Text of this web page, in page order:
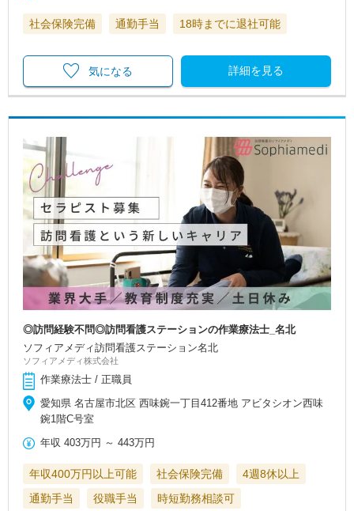
社会保険完備 通勤手当 18時までに退社可能
詳細を見る
気になる
◎訪問経験不問◎訪問看護ステーションの作業療法士_名北
ソフィアメディ訪問看護ステーション名北
ソフィアメディ株式会社
作業療法士 / 正職員
愛知県 名古屋市北区 西味鋺一丁目412番地 アビタシオン西味
鋺1階C号室
年収 403万円 ～443万円
年収400万円以上可能 社会保険完備
4週8休以上
通勤手当
役職手当 時短勤務相談可